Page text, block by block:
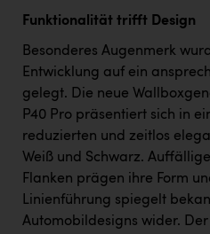
SCHMACHTL GmbH
Schwingshandl - automation
Seher + Partner
Smurfit Westrock Nettingsdorf
TCL
TGW Logistics
TRAILOMAT & Cycling Austria
Funktionalität trifft Design
Besonderes Augenmerk
Entwicklung auf ein
gelegt. Die neue
P40 Pro präsentiert sich in
reduzierten und zeitlos
Weiß und Schwarz.
Flanken prägen ihre Form
Linienführung spiegelt
Automobildesigns wider.